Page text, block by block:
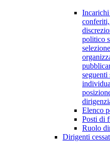
politico
Elenco
Posti di
Ruolo
Dirigenti